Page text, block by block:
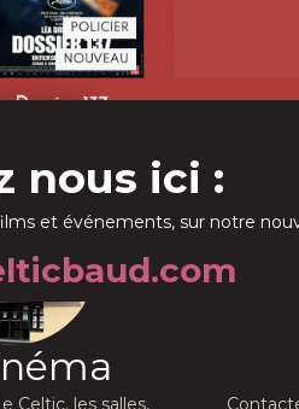
nous ici :
et événements, sur notre
Celtic, les salles,